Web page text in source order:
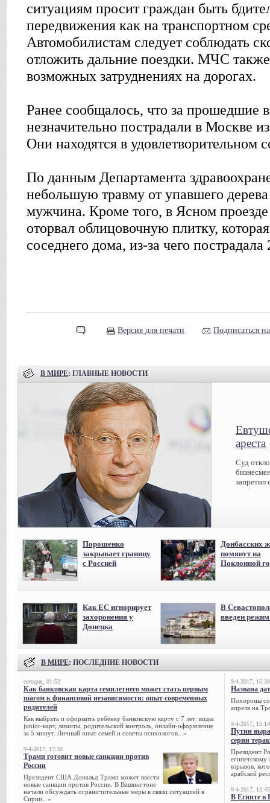
ситуациям просит граждан быть
передвижения как на транспортном
Автомобилистам следует соблюдать
отложить дальние поездки. МЧС
возможных затруднениях на дорогах.
Ранее сообщалось, что за прошедшие
незначительно пострадали в Москве
Они находятся в удовлетворительном
По данным Департамента
небольшую травму от упавшего
мужчина. Кроме того, в Ясном
оторвал облицовочную плитку,
соседнего дома, из-за чего
Версия для печати Подписаться
В МИРЕ: ГЛАВНЫЕ НОВОСТИ
ареста
Суд
запретил
Порошенко
закрывает границу
с Россией
Донбасских
помянут на
Поклонной
Как ЕС игнорирует
захоронения у
Донецка
В
введен
В МИРЕ: ПОСЛЕДНИЕ НОВОСТИ
сегодня, 01:52
Как банковская карта семилетнего может стать первым
шагом к финансовой независимости: опыт современных
родителей
Как выбрать и оформить ребёнку банковскую карту с 7 лет: виды
junior-карт, лимиты, родительский контроль, онлайн-оформление
за 5 минут. Личный опыт семей и советы психологов...»
9-4-2017, 17:30
Трамп готовит новые санкции против
России
Президент США Дональд Трамп может ввести
новые санкции против России. В Вашингтоне
начали обсуждать ограничительные меры в связи ситуацией в
Сирии...»
9-4-2017, 15:30
Названа
Похороны
апреля на
9-4-2017, 15:14
Путин
серии
Президент
египетскому
взрывов,
арабской
9-4-2017, 13:45
В Египте в